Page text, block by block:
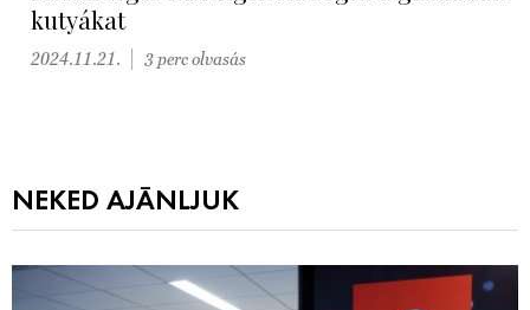
kutyákat
2024.11.21. 3 perc olvasás
NEKED AJÁNLJUK